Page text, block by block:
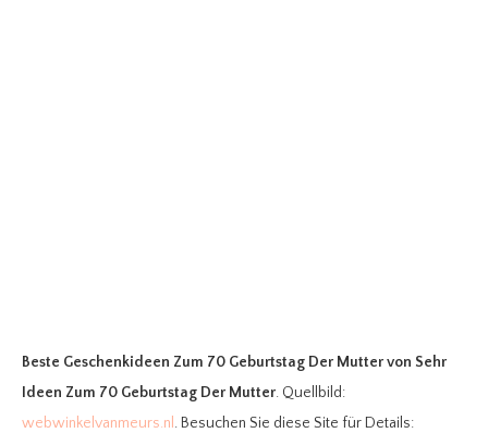
Beste Geschenkideen Zum 70 Geburtstag Der Muttervon Sehr
Ideen Zum 70 Geburtstag Der Mutter. Quellbild:
webwinkelvanmeurs.nl . Besuchen Sie diese Site für Details: